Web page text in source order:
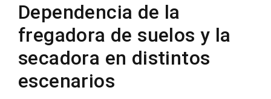
Dependencia de la
fregadora de suelos y la
secadora en distintos
escenarios